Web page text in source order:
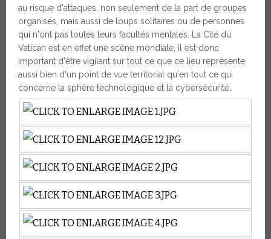
au risque d'attaques, non seulement de la part de groupes
organisés, mais aussi de loups solitaires ou de personnes
qui n'ont pas toutes leurs facultés mentales. La Cité du
Vatican est en effet une scène mondiale, il est donc
important d'être vigilant sur tout ce que ce lieu représente,
aussi bien d'un point de vue territorial qu'en tout ce qui
concerne la sphère technologique et la cybersécurité.